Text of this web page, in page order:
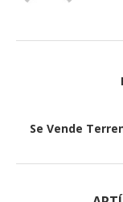
Se Vende